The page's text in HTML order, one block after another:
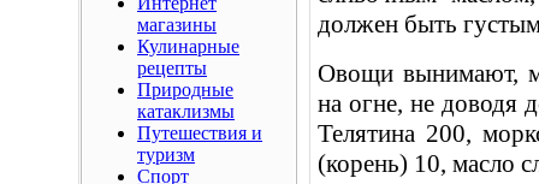
магазины
Кулинарные
рецепты
Природные
катаклизмы
Путешествия и
туризм
Спорт
должен быть
Овощи вынимают,
на огне, не доводя
Телятина 200,
(корень) 10, масло